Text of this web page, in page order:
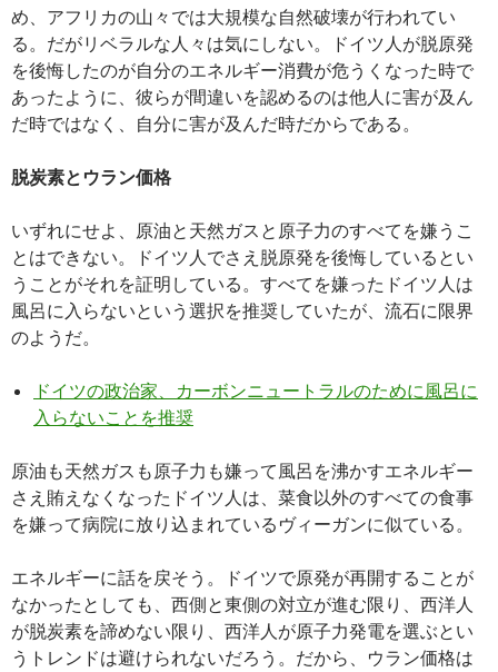
め、アフリカの山々では大規模な自然破壊が行われてい
る。だがリベラルな人々は気にしない。ドイツ人が脱原発
を後悔したのが自分のエネルギー消費が危うくなった時で
あったように、彼らが間違いを認めるのは他人に害が及ん
だ時ではなく、自分に害が及んだ時だからである。
脱炭素とウラン価格
いずれにせよ、原油と天然ガスと原子力のすべてを嫌うこ
とはできない。ドイツ人でさえ脱原発を後悔しているとい
うことがそれを証明している。すべてを嫌ったドイツ人は
風呂に入らないという選択を推奨していたが、流石に限界
のようだ。
ドイツの政治家、カーボンニュートラルのために風呂に
入らないことを推奨
原油も天然ガスも原子力も嫌って風呂を沸かすエネルギー
さえ賄えなくなったドイツ人は、菜食以外のすべての食事
を嫌って病院に放り込まれているヴィーガンに似ている。
エネルギーに話を戻そう。ドイツで原発が再開することが
なかったとしても、西側と東側の対立が進む限り、西洋人
が脱炭素を諦めない限り、西洋人が原子力発電を選ぶとい
うトレンドは避けられないだろう。だから、ウラン価格は